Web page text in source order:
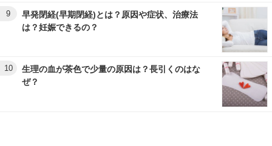
9
早発閉経(早期閉経)とは？原因や症状、治療法
は？妊娠できるの？
10
生理の血が茶色で少量の原因は？長引くのはな
ぜ？